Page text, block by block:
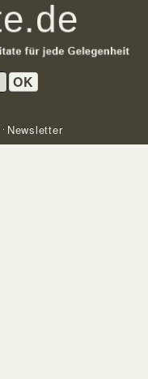
OK
Newsletter